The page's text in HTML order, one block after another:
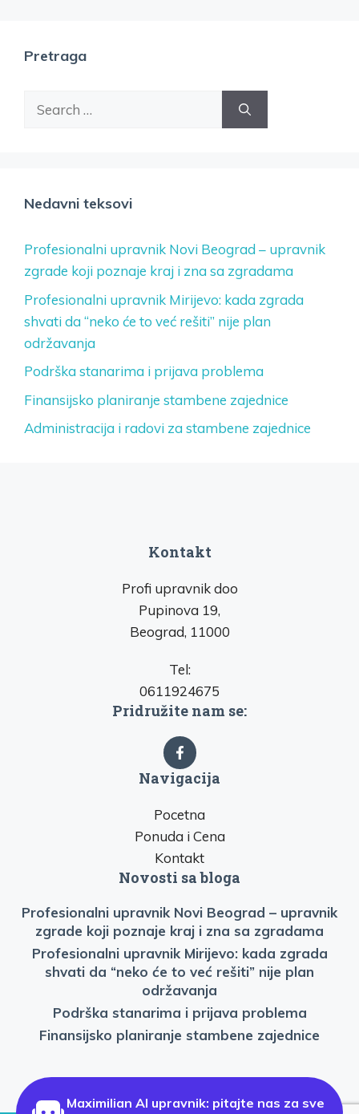
Pretraga
Nedavni teksovi
Profesionalni upravnik Novi Beograd – upravnik
zgrade koji poznaje kraj i zna sa zgradama
Profesionalni upravnik Mirijevo: kada zgrada
shvati da “neko će to već rešiti” nije plan
održavanja
Podrška stanarima i prijava problema
Finansijsko planiranje stambene zajednice
Administracija i radovi za stambene zajednice
Kontakt
Profi upravnik doo
Pupinova 19,
Beograd, 11000
Tel:
0611924675
Pridružite nam se:
Navigacija
Pocetna
Ponuda i Cena
Kontakt
Novosti sa bloga
Profesionalni upravnik Novi Beograd – upravnik
zgrade koji poznaje kraj i zna sa zgradama
Profesionalni upravnik Mirijevo: kada zgrada
shvati da “neko će to već rešiti” nije plan
održavanja
Podrška stanarima i prijava problema
Finansijsko planiranje stambene zajednice
Maximilian AI upravnik: pitajte nas za sve